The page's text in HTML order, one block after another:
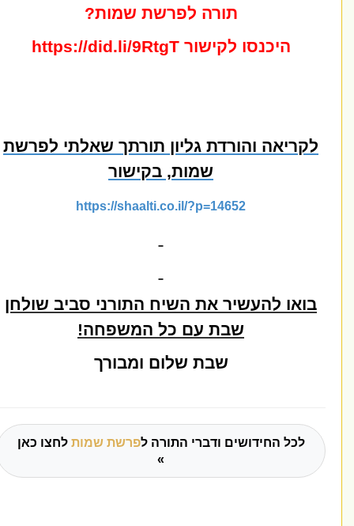
תורה לפרשת שמות?
היכנסו לקישורhttps://did.li/9RtgT
והורדת גליון תורתך שאלתי לפרשת
שמות, בקישור
https://shaalti.co.il/?p=14652
להעשיר את השיח התורני סביב שולחן
שבת עם כל המשפחה!
שבת שלום ומבורך
לכל החידושים ודברי התורה לפרשת שמותלחצו כאן